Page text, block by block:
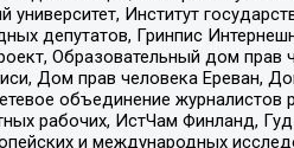
Институт
депутатов, Гринпис
Образовательный дом
Дом прав человека Ереван,
объединение
рабочих, ИстЧам Финланд,
и международных